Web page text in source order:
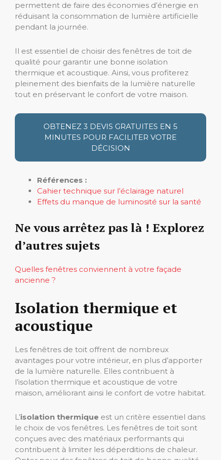
permettent de faire des économies d’énergie en
réduisant la consommation de lumière artificielle
pendant la journée.
Il est essentiel de choisir des fenêtres de toit de
qualité pour garantir une bonne isolation
thermique et acoustique. Ainsi, vous profiterez
pleinement des bienfaits de la lumière naturelle
tout en préservant le confort de votre maison.
OBTENEZ 3 DEVIS GRATUITES EN 5
MINUTES POUR FACILITER VOTRE
DÉCISION
Références :
Cahier technique sur l’éclairage naturel
Effets du manque de luminosité sur la santé
Ne vous arrêtez pas là ! Explorez
d’autres sujets
Quelles fenêtres conviennent à votre façade
ancienne ?
Isolation thermique et
acoustique
Les fenêtres de toit offrent de nombreux
avantages pour votre intérieur, en plus d’apporter
de la lumière naturelle. Elles contribuent à
l’isolation thermique et acoustique de votre
maison, améliorant ainsi le confort de votre habitat.
L’isolation thermique est un critère essentiel dans
le choix de vos fenêtres. Les fenêtres de toit sont
conçues avec des matériaux performants qui
contribuent à limiter les déperditions de chaleur.